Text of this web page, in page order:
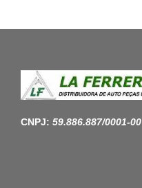
CNPJ: 59.886.887/0001-00